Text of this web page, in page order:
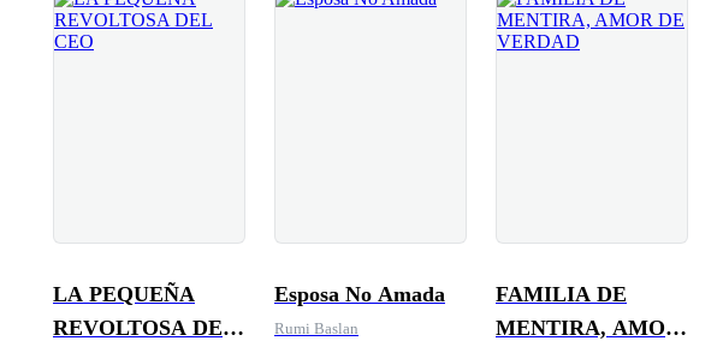
LA PEQUEÑA
REVOLTOSA DEL
Esposa No Amada
Rumi Baslan
FAMILIA DE
MENTIRA, AMOR